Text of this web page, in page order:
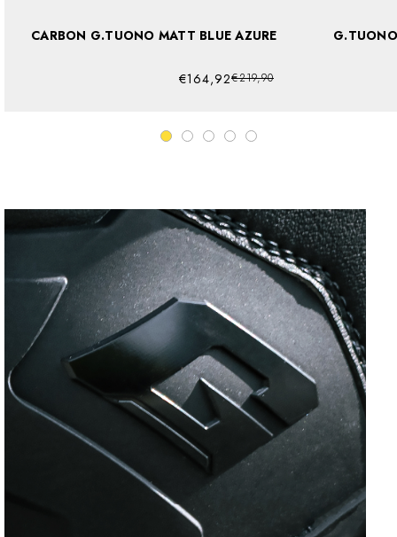
CARBON G.TUONO MATT BLUE AZURE
€219,90
€164,92